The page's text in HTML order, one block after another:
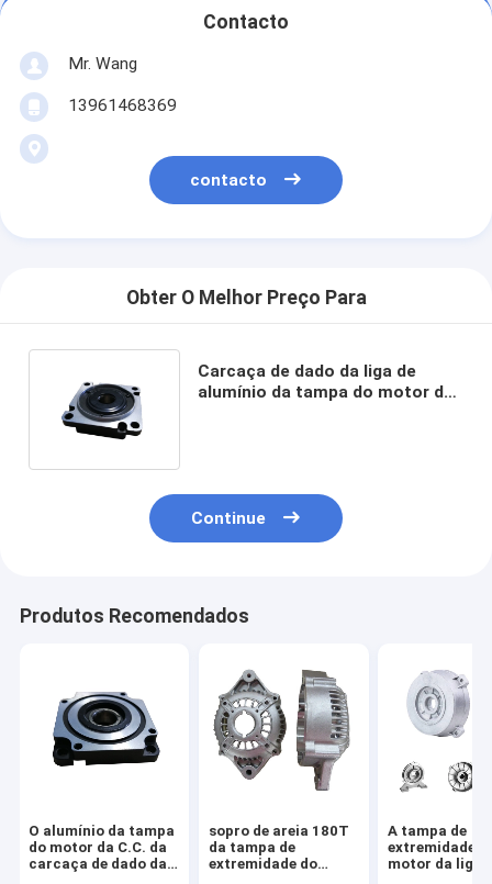
Contacto
Mr. Wang
13961468369
contacto
Obter O Melhor Preço Para
Carcaça de dado da liga de
alumínio da tampa do motor da
Continue
Produtos Recomendados
O alumínio da tampa
do motor da C.C. da
carcaça de dado da
sopro de areia 180T
da tampa de
extremidade do
A tampa de
extremidade
motor da liga